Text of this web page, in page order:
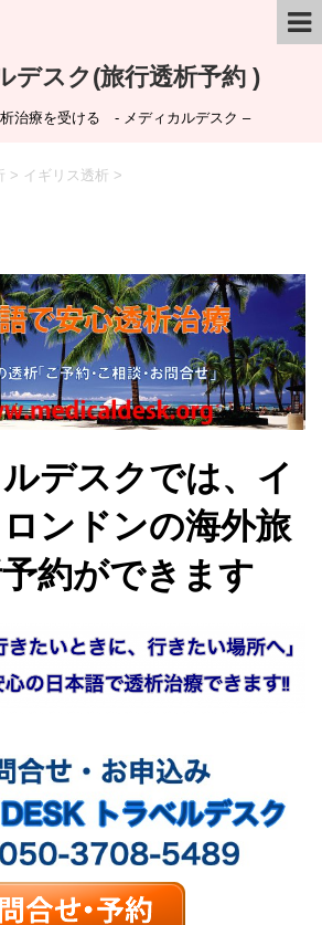
デスク(旅行透析予約 )
析治療を受ける - メディカルデスク –
> イギリス透析 >
デスクでは、イ
ンドンの海外旅
約ができます